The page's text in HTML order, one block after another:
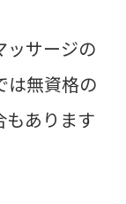
ッサージの
は無資格の
もあります